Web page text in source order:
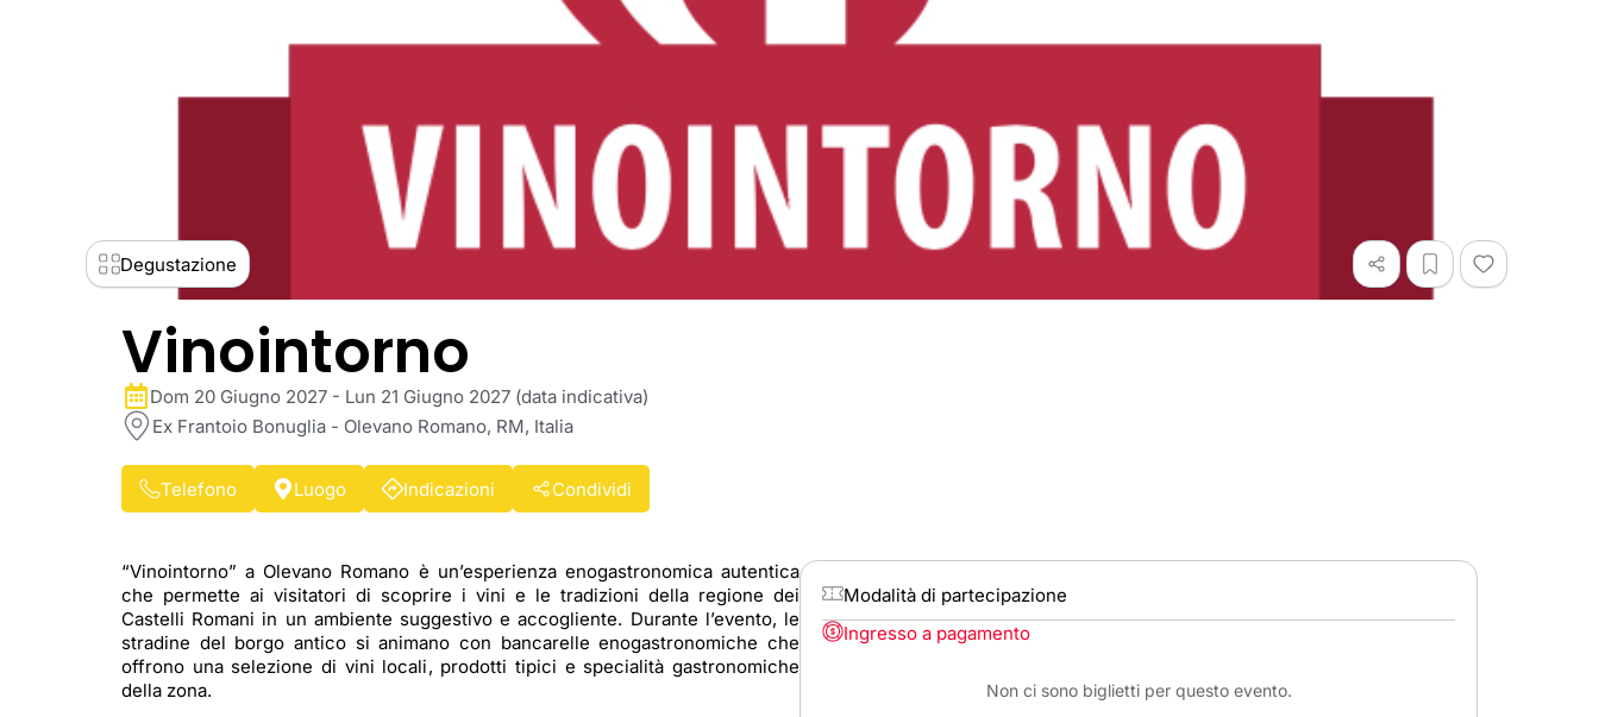
Degustazione
Vinointorno
Dom 20 Giugno 2027 - Lun 21 Giugno 2027 (data indicativa)
Ex Frantoio Bonuglia - Olevano Romano, RM, Italia
Telefono Luogo Indicazioni Condividi
“Vinointorno” a Olevano Romano è un’esperienza enogastronomica autentica
che permette ai visitatori di scoprire i vini e le tradizioni della regione dei
Castelli Romani in un ambiente suggestivo e accogliente. Durante l’evento, le
stradine del borgo antico si animano con bancarelle enogastronomiche che
offrono una selezione di vini locali, prodotti tipici e specialità gastronomiche
della zona.
Modalità di partecipazione
Ingresso a pagamento
Non ci sono biglietti per questo evento.